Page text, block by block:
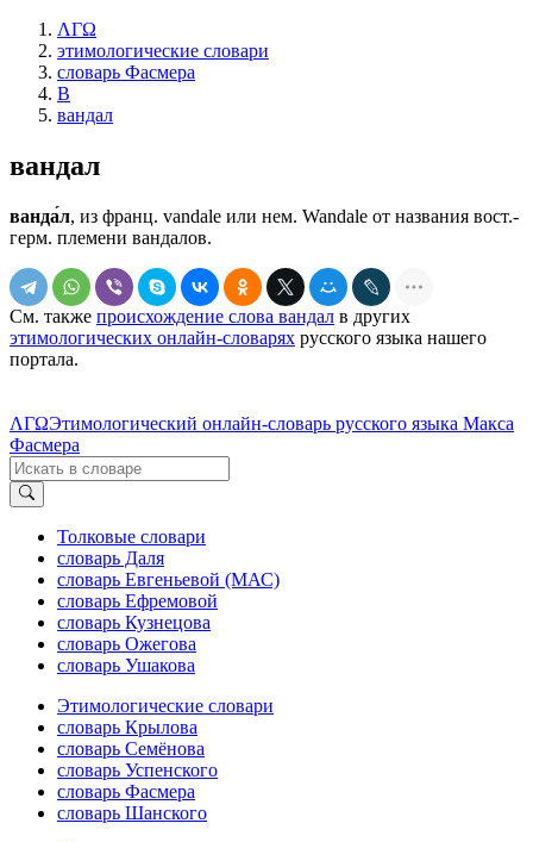
ΛΓΩ
этимологические словари
словарь Фасмера
В
вандал
вандал
ванда́л, из франц. vandale или нем. Wandale от названия вост.-
герм. племени вандалов.
См. также происхождение слова вандал в других
этимологических онлайн-словарях русского языка нашего
портала.
ΛΓΩЭтимологический онлайн-словарь русского языка Макса
Фасмера
Толковые словари
словарь Даля
словарь Евгеньевой (МАС)
словарь Ефремовой
словарь Кузнецова
словарь Ожегова
словарь Ушакова
Этимологические словари
словарь Крылова
словарь Семёнова
словарь Успенского
словарь Фасмера
словарь Шанского